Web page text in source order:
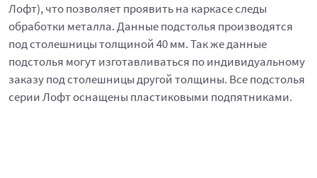
Лофт), что позволяет проявить на каркасе следы
обработки металла. Данные подстолья производятся
под столешницы толщиной 40 мм. Так же данные
подстолья могут изготавливаться по индивидуальному
заказу под столешницы другой толщины. Все подстолья
серии Лофт оснащены пластиковыми подпятниками.